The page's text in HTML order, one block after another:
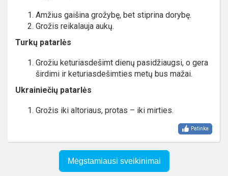
Amžius gaišina grožybę, bet stiprina dorybę.
Grožis reikalauja aukų.
Turkų patarlės
Grožiu keturiasdešimt dienų pasidžiaugsi, o gera
širdimi ir keturiasdešimties metų bus mažai.
Ukrainiečių patarlės
Grožis iki altoriaus, protas – iki mirties.
Patinka
Mėgstamiausi sveikinimai